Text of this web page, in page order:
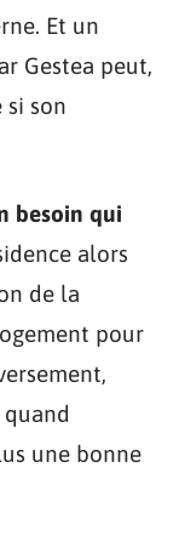
Et un
Gestea peut,
si son
besoin qui
alors
de la
pour
une bonne